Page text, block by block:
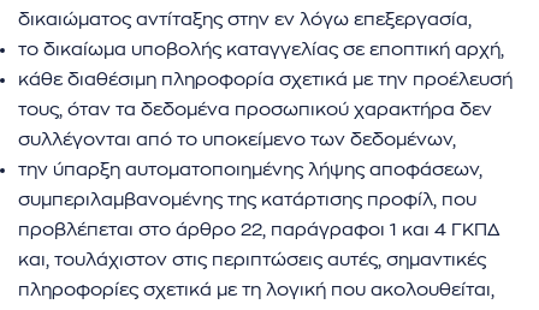
δικαιώματος αντίταξης στην εν λόγω επεξεργασία,
το δικαίωμα υποβολής καταγγελίας σε εποπτική αρχή,
κάθε διαθέσιμη πληροφορία σχετικά με την προέλευσή
τους, όταν τα δεδομένα προσωπικού χαρακτήρα δεν
συλλέγονται από το υποκείμενο των δεδομένων,
την ύπαρξη αυτοματοποιημένης λήψης αποφάσεων,
συμπεριλαμβανομένης της κατάρτισης προφίλ, που
προβλέπεται στο άρθρο 22, παράγραφοι 1 και 4 ΓΚΠΔ
και, τουλάχιστον στις περιπτώσεις αυτές, σημαντικές
πληροφορίες σχετικά με τη λογική που ακολουθείται,